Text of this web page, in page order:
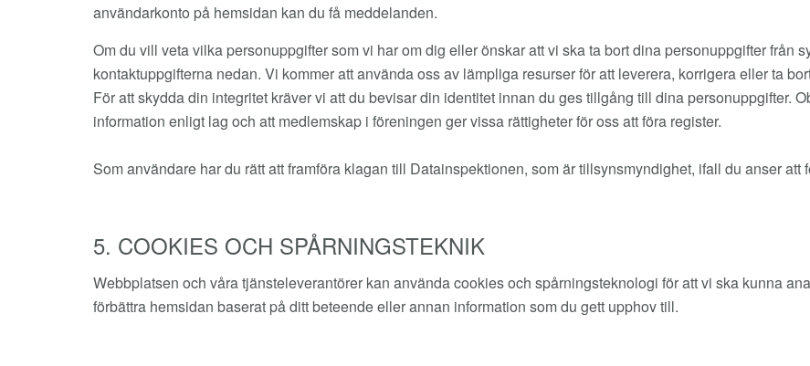
användarkonto på hemsidan kan du få meddelanden.
Om du vill veta vilka personuppgifter som vi har om dig eller önskar att vi ska ta bort dina personuppgifter från
kontaktuppgifterna nedan. Vi kommer att använda oss av lämpliga resurser för att leverera, korrigera eller ta
För att skydda din integritet kräver vi att du bevisar din identitet innan du ges tillgång till dina personuppgifter.
information enligt lag och att medlemskap i föreningen ger vissa rättigheter för oss att föra register.
Som användare har du rätt att framföra klagan till Datainspektionen, som är tillsynsmyndighet, ifall du anser
5. COOKIES OCH SPÅRNINGSTEKNIK
Webbplatsen och våra tjänsteleverantörer kan använda cookies och spårningsteknologi för att vi ska kunna
förbättra hemsidan baserat på ditt beteende eller annan information som du gett upphov till.